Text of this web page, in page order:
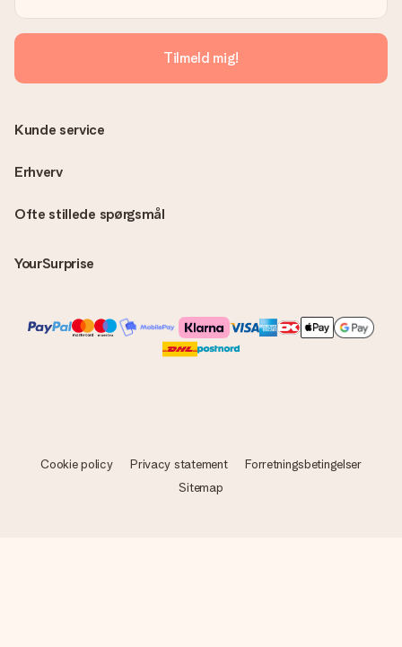
Ingen faktura sendes med din ordre. Du modtager altid
fakturaen i bekræftelsesemailen, og du kan altid finde den i din
MySurprise-konto. Det betyder at du kan få gaven leveret
direkte til modtageren, hvilket gør det til en sand
overraskelse!
Tilmeld mig!
Ofte stillede spørgsmål
YourSurprise
Kunde service
Erhverv
Cookie policy Privacy statement
Forretningsbetingelser
Sitemap